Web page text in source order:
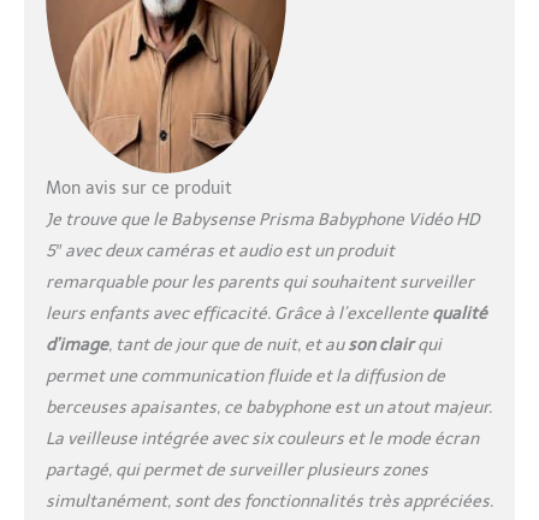
pour l'équipement de votre
bébé Autonomie de la
batterie prolongée – Équipée
d'une grande batterie pour
une surveillance prolongée
sans recharge fréquente Sûr
système de surveillance
résistant au piratage, qui
fonctionne sans Wi-Fi ou
Internet et protège la vie
privée de votre bébé Mode
ECO-VOX intelligent – Le
mode ECO-VOX économe en
uniquement lors de la
détection de bruit, préserve
la durée de vie de la batterie
et assure un environnement
Mon avis sur ce produit
Je trouve que le Babysense Prisma Babyphone Vidéo HD
5″ avec deux caméras et audio est un produit
remarquable pour les parents qui souhaitent surveiller
leurs enfants avec efficacité. Grâce à l’excellente qualité
d’image, tant de jour que de nuit, et auson clairqui
permet une communication fluide et la diffusion de
berceuses apaisantes, ce babyphone est un atout majeur.
La veilleuse intégrée avec six couleurs et le mode écran
partagé, qui permet de surveiller plusieurs zones
simultanément, sont des fonctionnalités très appréciées.